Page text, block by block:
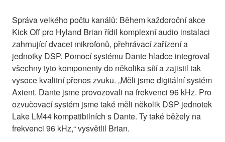
Správa velkého počtu kanálů: Během každoroční akce
Kick Off pro Hyland Brian řídil komplexní audio instalaci
zahrnující dvacet mikrofonů, přehrávací zařízení a
jednotky DSP. Pomocí systému Dante hladce integroval
všechny tyto komponenty do několika sítí a zajistil tak
vysoce kvalitní přenos zvuku. „Měli jsme digitální systém
Axient. Dante jsme provozovali na frekvenci 96 kHz. Pro
ozvučovací systém jsme také měli několik DSP jednotek
Lake LM44 kompatibilních s Dante. Ty také běžely na
frekvenci 96 kHz,“ vysvětlil Brian.